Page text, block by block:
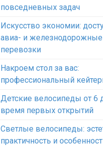
повседневных задач
Искусство экономии:
авиа- и железнодорожные
перевозки
Накроем стол за вас:
профессиональный
Детские велосипеды от 6
время первых открытий
Светлые велосипеды:
практичность и